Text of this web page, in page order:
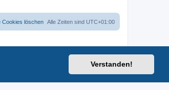
Verstanden!
Alle Zeiten sind UTC+01:00
Cookies löschen